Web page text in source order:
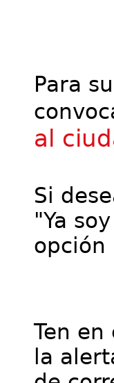
Para
al
Si
"Ya
opción
Ten
la